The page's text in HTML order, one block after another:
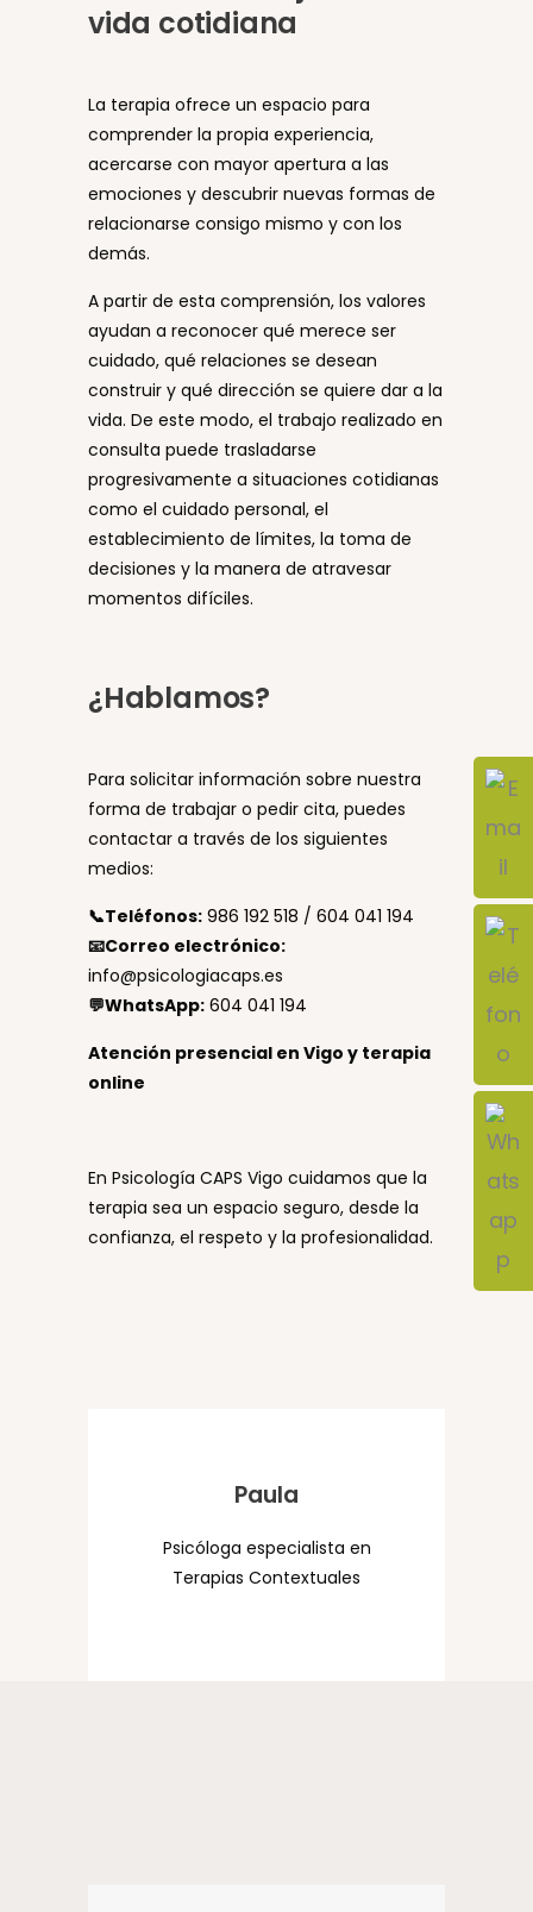
vida cotidiana
La terapia ofrece un espacio para
comprender la propia experiencia,
acercarse con mayor apertura a las
emociones y descubrir nuevas formas de
relacionarse consigo mismo y con los
demás.
A partir de esta comprensión, los valores
ayudan a reconocer qué merece ser
cuidado, qué relaciones se desean
construir y qué dirección se quiere dar a la
vida. De este modo, el trabajo realizado en
consulta puede trasladarse
progresivamente a situaciones cotidianas
como el cuidado personal, el
establecimiento de límites, la toma de
decisiones y la manera de atravesar
momentos difíciles.
¿Hablamos?
Para solicitar información sobre nuestra
forma de trabajar o pedir cita, puedes
contactar a través de los siguientes
medios:
📞Teléfonos: 986 192 518 / 604 041 194
📧Correo electrónico:
info@psicologiacaps.es
💬WhatsApp: 604 041 194
Atención presencial en Vigo y terapia
online
En Psicología CAPS Vigo cuidamos que la
terapia sea un espacio seguro, desde la
confianza, el respeto y la profesionalidad.
Paula
Psicóloga especialista en
Terapias Contextuales